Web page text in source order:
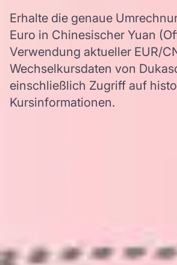
Erhalte die genaue
Euro in Chinesischer Yuan
Verwendung aktueller EUR/
Wechselkursdaten von
einschließlich Zugriff auf
Kursinformationen.